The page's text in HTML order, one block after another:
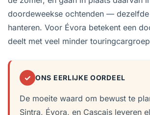
doordeweekse ochtenden —
hanteren. Voor Évora betekent een
deelt met veel minder
✓ ONS EERLIJKE OORDEEL
De moeite waard om bewust te
Sintra, Évora, en Cascais leveren